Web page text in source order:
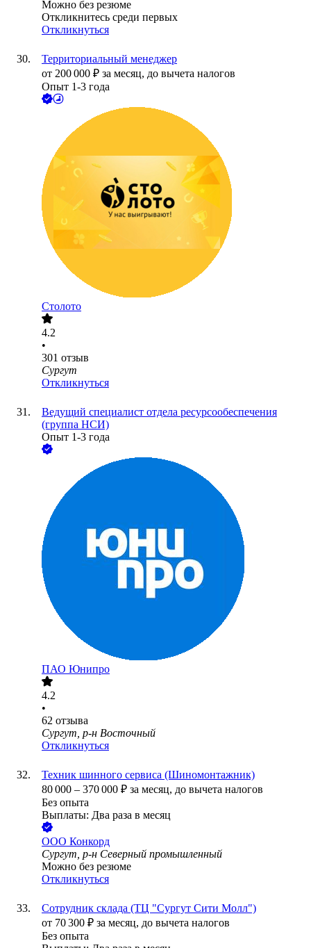
Можно без резюме
Откликнитесь среди первых
Откликнуться
Территориальный менеджер
от 200 000 ₽ за месяц, до вычета налогов
Опыт 1-3 года
Столото
4.2
•
301 отзыв
Сургут
Откликнуться
Ведущий специалист отдела ресурсообеспечения
(группа НСИ)
Опыт 1-3 года
ПАО Юнипро
4.2
•
62 отзыва
Сургут, р-н Восточный
Откликнуться
Техник шинного сервиса (Шиномонтажник)
80 000 – 370 000 ₽ за месяц, до вычета налогов
Без опыта
Выплаты: Два раза в месяц
ООО Конкорд
Сургут, р-н Северный промышленный
Можно без резюме
Откликнуться
Сотрудник склада (ТЦ "Сургут Сити Молл")
от 70 300 ₽ за месяц, до вычета налогов
Без опыта